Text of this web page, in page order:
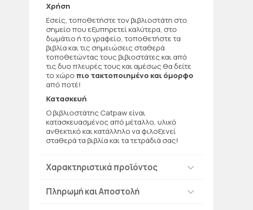
Χρήση
Εσείς, τοποθετήστε τον βιβλιοστάτη στο
σημείο που εξυπηρετεί καλύτερα, στο
δωμάτιο ή το γραφείο, τοποθετήστε τα
βιβλία και τις σημειώσεις σταθερά
τοποθετώντας τους βιβιοστάτες και από
τις δυο πλευρές τους και αμέσως θα δείτε
το χώρο πιο τακτοποιημένο και όμορφο
από ποτέ!
Κατασκευή
Ο βιβλιοστάτης Catpaw είναι
κατασκευασμένος από μέταλλο, υλικό
ανθεκτικό και κατάλληλο να φιλοξενεί
σταθερά τα βιβλία και τα τετράδιά σας!
Χαρακτηριστικά προϊόντος
Πληρωμή και Αποστολή